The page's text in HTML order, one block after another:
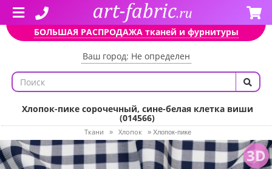
БОЛЬШАЯ РАСПРОДАЖА тканей и фурнитуры
Ваш город: Не определен
Хлопок-пике сорочечный, сине-белая клетка виши
(014566)
Ткани » Хлопок » Хлопок-пике
3D